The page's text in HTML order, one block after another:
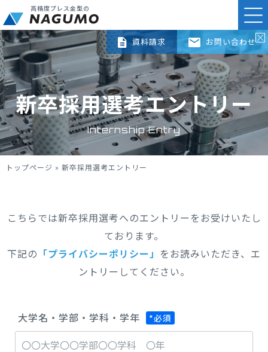
高精度プレス金型の
資料請求 お問い合わせ
新卒採用選考エントリー
Internship Entry
トップページ » 新卒採用選考エントリー
こちらでは新卒採用選考へのエントリーをお受けいたし
ております。
下記の 「プライバシーポリシー」 をお読みいただき、エ
ントリーしてください。
大学名・学部・学科・学年 *必須